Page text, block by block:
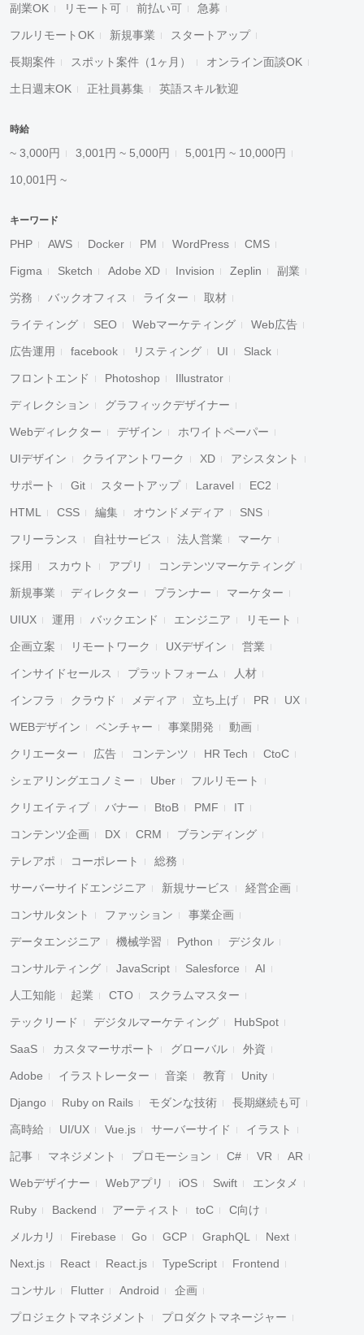
副業OK リモート可 前払い可 急募
フルリモートOK 新規事業 スタートアップ
長期案件 スポット案件（1ヶ月） オンライン面談OK
土日週末OK 正社員募集 英語スキル歓迎
時給
~ 3,000円 3,001円 ~ 5,000円 5,001円 ~ 10,000円
10,001円 ~
キーワード
PHP AWS Docker PM WordPress CMS
Figma Sketch Adobe XD Invision Zeplin 副業
労務 バックオフィス ライター 取材
ライティング SEO Webマーケティング Web広告
広告運用 facebook リスティング UI Slack
フロントエンド Photoshop Illustrator
ディレクション グラフィックデザイナー
Webディレクター デザイン ホワイトペーパー
UIデザイン クライアントワーク XD アシスタント
サポート Git スタートアップ Laravel EC2
HTML CSS 編集 オウンドメディア SNS
フリーランス 自社サービス 法人営業 マーケ
採用 スカウト アプリ コンテンツマーケティング
新規事業 ディレクター プランナー マーケター
UIUX 運用 バックエンド エンジニア リモート
企画立案 リモートワーク UXデザイン 営業
インサイドセールス プラットフォーム 人材
インフラ クラウド メディア 立ち上げ PR UX
WEBデザイン ベンチャー 事業開発 動画
クリエーター 広告 コンテンツ HR Tech CtoC
シェアリングエコノミー Uber フルリモート
クリエイティブ バナー BtoB PMF IT
コンテンツ企画 DX CRM ブランディング
テレアポ コーポレート 総務
サーバーサイドエンジニア 新規サービス 経営企画
コンサルタント ファッション 事業企画
データエンジニア 機械学習 Python デジタル
コンサルティング JavaScript Salesforce AI
人工知能 起業 CTO スクラムマスター
テックリード デジタルマーケティング HubSpot
SaaS カスタマーサポート グローバル 外資
Adobe イラストレーター 音楽 教育 Unity
Django Ruby on Rails モダンな技術 長期継続も可
高時給 UI/UX Vue.js サーバーサイド イラスト
記事 マネジメント プロモーション C# VR AR
Webデザイナー Webアプリ iOS Swift エンタメ
Ruby Backend アーティスト toC C向け
メルカリ Firebase Go GCP GraphQL Next
Next.js React React.js TypeScript Frontend
コンサル Flutter Android 企画
プロジェクトマネジメント プロダクトマネージャー